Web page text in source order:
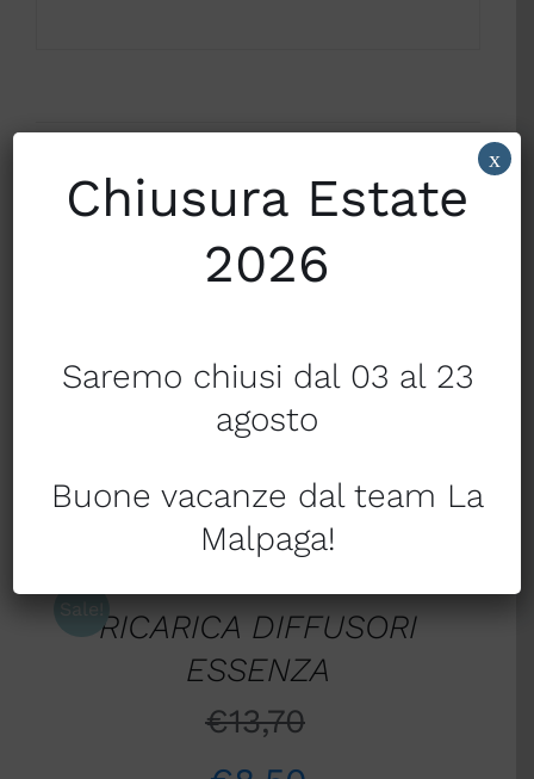
Facebook
Twitter
Condividi
Prodotti correlati
Sale!RICARICA DIFFUSORI
ESSENZA
€13,70
Chiusura Estate
2026
Saremo chiusi dal 03 al 23
agosto
Buone vacanze dal team La
Malpaga!
x